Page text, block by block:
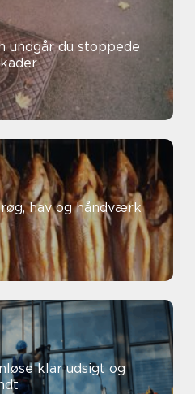
undgår du stoppede
hav og håndværk
og